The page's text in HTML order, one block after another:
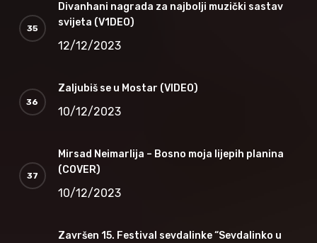
Divanhani nagrada za najbolji muzički sastav
svijeta (V1DEO)
12/12/2023
Zaljubiš se u Mostar (VIDEO)
10/12/2023
Mirsad Neimarlija – Bosno moja lijepih planina
(COVER)
10/12/2023
Završen 15. Festival sevdalinke “Sevdalinko u